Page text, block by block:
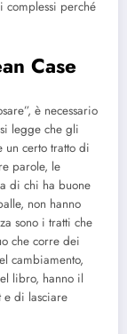
complessi perché
Case
è necessario
legge che gli
un certo tratto di
parole, le
di chi ha buone
non hanno
sono i tratti che
che corre dei
cambiamento,
libro, hanno il
e di lasciare